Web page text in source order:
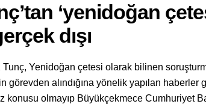
‘yenidoğan
dışı
Tunç, Yenidoğan çetesi olarak bilinen
görevden alındığına yönelik yapılan haberler
konusu olmayıp Büyükçekmece Cumhuriyet